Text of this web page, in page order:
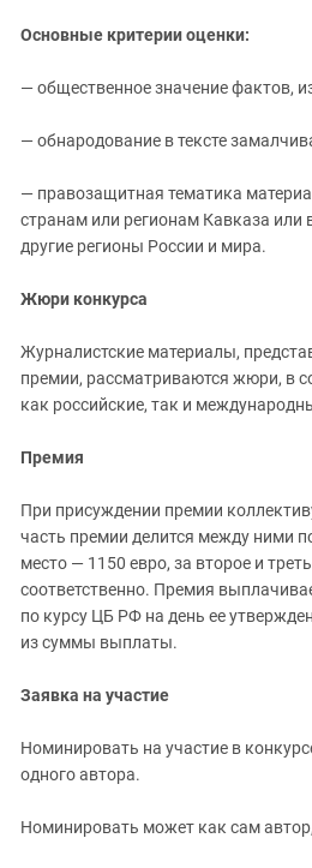
Основные критерии оценки:
— общественное значение фактов,
— обнародование в тексте
— правозащитная тематика
странам или регионам Кавказа или
другие регионы России и мира.
Жюри конкурса
Журналистские материалы,
премии, рассматриваются жюри, в
как российские, так и
Премия
При присуждении премии
часть премии делится между ними
место — 1150 евро, за второе и
соответственно. Премия
по курсу ЦБ РФ на день ее
из суммы выплаты.
Заявка на участие
Номинировать на участие в
одного автора.
Номинировать может как сам